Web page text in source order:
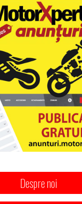
Despre noi